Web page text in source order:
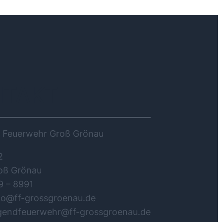
Feuerwehr Groß Grönau
Grönau
– 8991
grossgroenau.de
grossgroenau.de